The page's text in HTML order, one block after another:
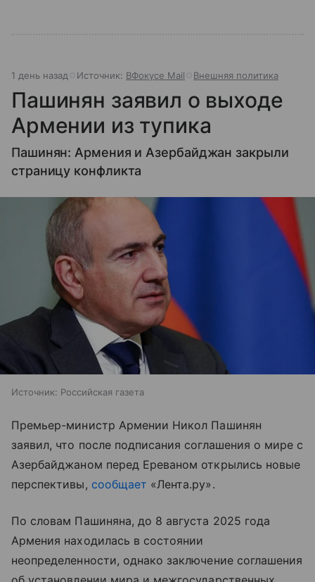
1 день назад Источник: ВФокусе Mail Внешняя политика
Пашинян заявил о выходе
Армении из тупика
Пашинян: Армения и Азербайджан закрыли
страницу конфликта
Источник: Российская газета
Премьер-министр Армении Никол Пашинян
заявил, что после подписания соглашения о мире с
Азербайджаном перед Ереваном открылись новые
перспективы, сообщает «Лента.ру».
По словам Пашиняна, до 8 августа 2025 года
Армения находилась в состоянии
неопределенности, однако заключение соглашения